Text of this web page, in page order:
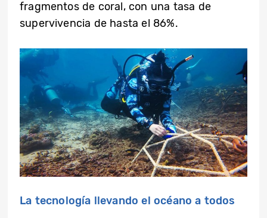
fragmentos de coral, con una tasa de
supervivencia de hasta el 86%.
La tecnología llevando el océano a todos